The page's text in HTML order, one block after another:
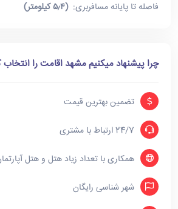
فاصله تا پایانه مسافربری:(۵٫۴ کیلومتر)
چرا پیشنهاد میکنیم مشهد اقامت را انتخاب
تضمین بهترین قیمت
24/7 ارتباط با مشتری
همکاری با تعداد زیاد هتل و هتل
شهر شناسی رایگان